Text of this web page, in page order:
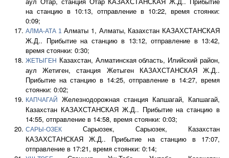
на станцию в 10:13, отправление в 10:22, время стоянки:
0:09;
АЛМА-АТА 1 Алматы 1, Алматы, Казахстан КАЗАХСТАНСКАЯ
Ж.Д.. Прибытие на станцию в 13:12, отправление в 13:42,
время стоянки: 0:30;
ЖЕТЫГЕН Казахстан, Алматинская область, Илийский район,
аул Жетиген, станция Жетыген КАЗАХСТАНСКАЯ Ж.Д..
Прибытие на станцию в 14:25, отправление в 14:27, время
стоянки: 0:02;
КАПЧАГАЙ
Железнодорожная станция Капшагай, Капшагай,
Казахстан КАЗАХСТАНСКАЯ Ж.Д.. Прибытие на станцию в
14:55, отправление в 14:58, время стоянки: 0:03;
САРЫ-ОЗЕК
Сарыозек, Сарыозек, Казахстан
КАЗАХСТАНСКАЯ Ж.Д.. Прибытие на станцию в 17:07,
отправление в 17:21, время стоянки: 0:14;